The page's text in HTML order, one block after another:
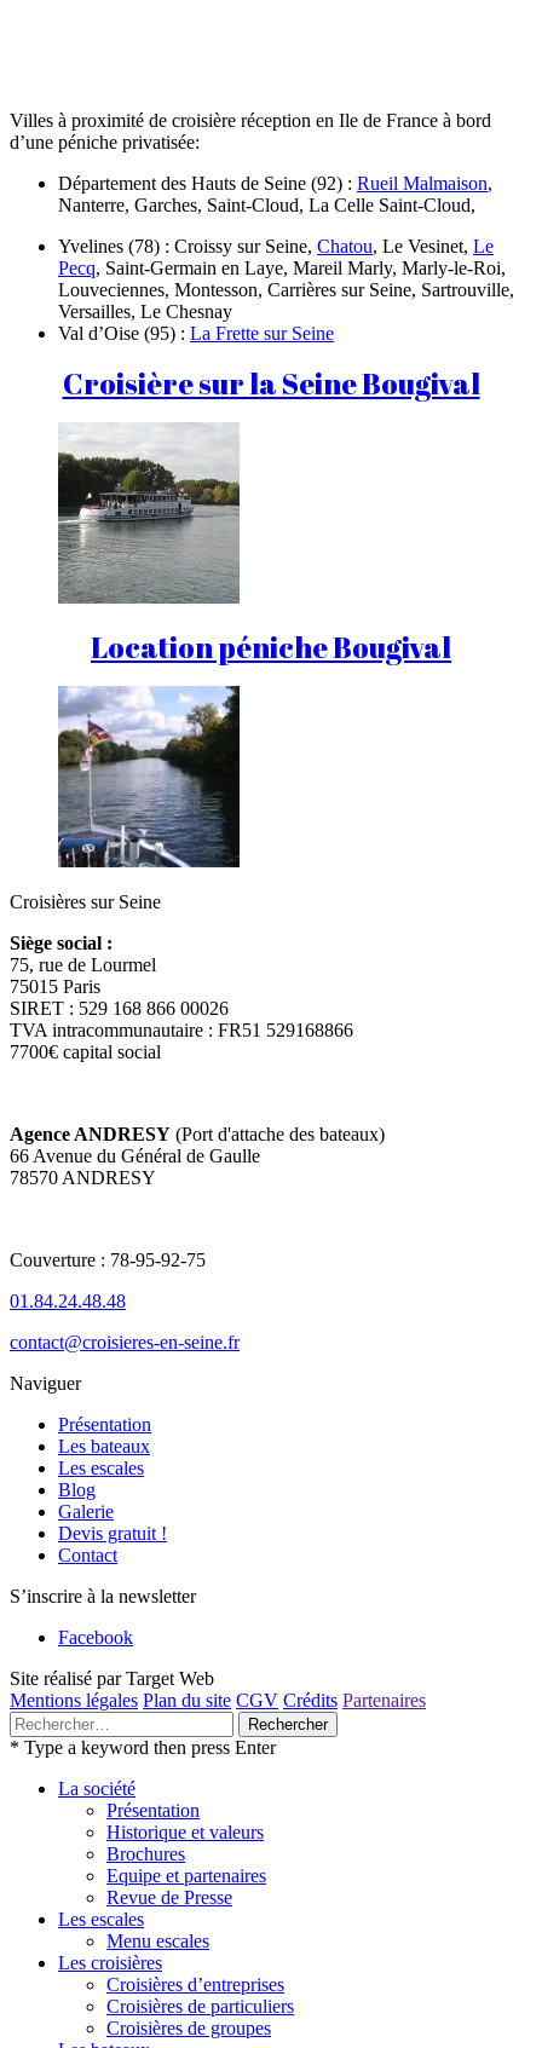
Villes à proximité de croisière réception en Ile de France à bord
d’une péniche privatisée:
Département des Hauts de Seine (92) : Rueil Malmaison,
Nanterre, Garches, Saint-Cloud, La Celle Saint-Cloud,
Yvelines (78) : Croissy sur Seine, Chatou, Le Vesinet, Le
Pecq, Saint-Germain en Laye, Mareil Marly, Marly-le-Roi,
Louveciennes, Montesson, Carrières sur Seine, Sartrouville,
Versailles, Le Chesnay
Val d’Oise (95) : La Frette sur Seine
Croisière sur la Seine Bougival
Location péniche Bougival
Croisières sur Seine
Siège social :
75, rue de Lourmel
75015 Paris
SIRET : 529 168 866 00026
TVA intracommunautaire : FR51 529168866
7700€ capital social
Agence ANDRESY (Port d'attache des bateaux)
66 Avenue du Général de Gaulle
78570 ANDRESY
Couverture : 78-95-92-75
01.84.24.48.48
contact@croisieres-en-seine.fr
Naviguer
Présentation
Les bateaux
Les escales
Blog
Galerie
Devis gratuit !
Contact
S’inscrire à la newsletter
Facebook
Site réalisé par Target Web
Mentions légales Plan du site CGV Crédits Partenaires
Rechercher :
* Type a keyword then press Enter
La société
Présentation
Historique et valeurs
Brochures
Equipe et partenaires
Revue de Presse
Les escales
Menu escales
Les croisières
Croisières d’entreprises
Croisières de particuliers
Croisières de groupes